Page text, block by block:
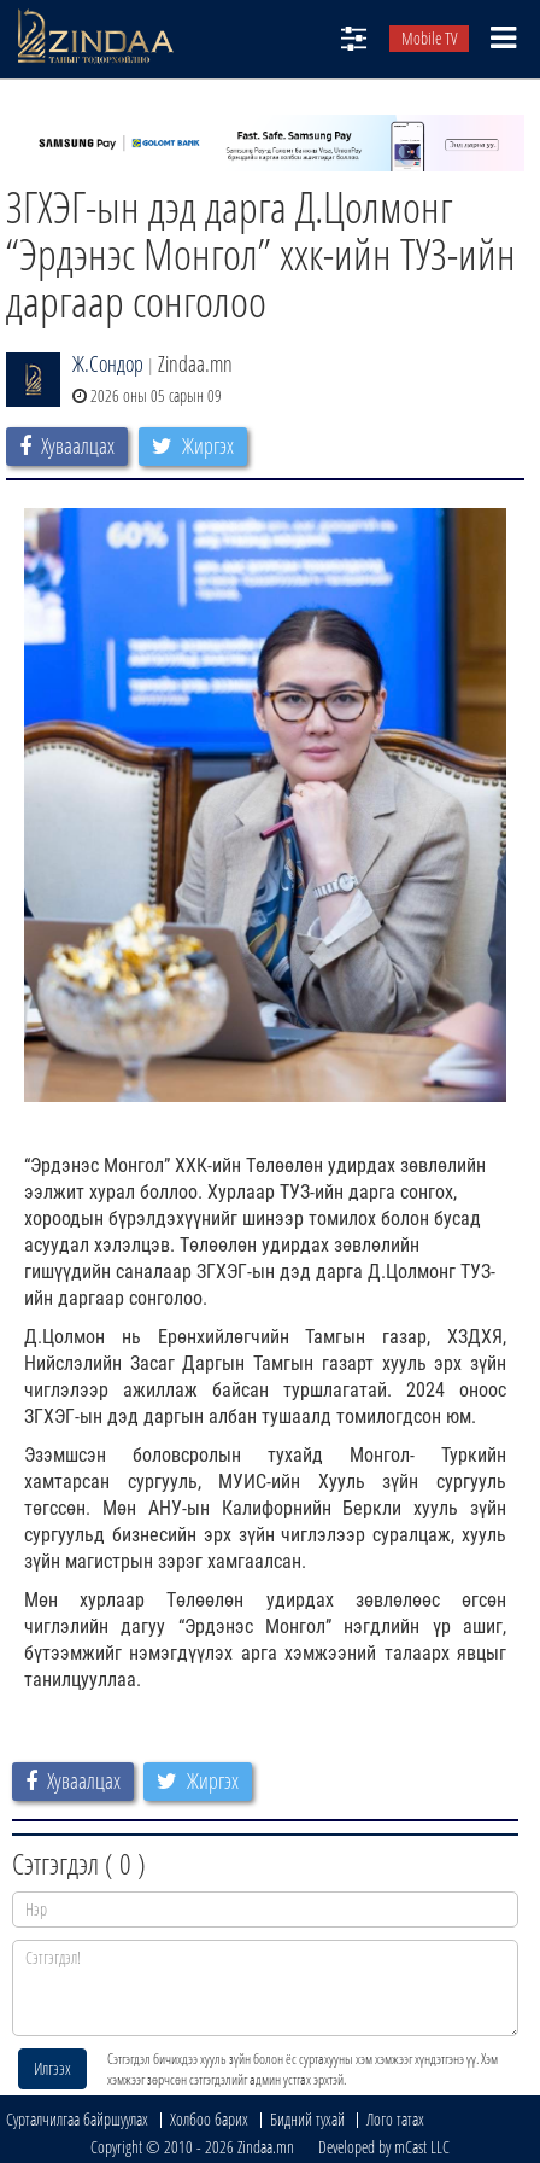
Mobile TV
ТВ8
ӨГЛӨӨНИЙ СОНИН
АУДИО ЗОХИОЛ
ЗИНДАА СЭТГҮҮЛ
ЗГХЭГ-ын дэд дарга Д.Цолмонг
“Эрдэнэс Монгол” ххк-ийн ТУЗ-ийн
даргаар сонголоо
Ж.Сондор | Zindaa.mn
2026 оны 05 сарын 09
Хуваалцах Жиргэх
“Эрдэнэс Монгол” ХХК-ийн Төлөөлөн удирдах зөвлөлийн
ээлжит хурал боллоо. Хурлаар ТУЗ-ийн дарга сонгох,
хороодын бүрэлдэхүүнийг шинээр томилох болон бусад
асуудал хэлэлцэв. Төлөөлөн удирдах зөвлөлийн
гишүүдийн саналаар ЗГХЭГ-ын дэд дарга Д.Цолмонг ТУЗ-
ийн даргаар сонголоо.
Д.Цолмон нь Ерөнхийлөгчийн Тамгын газар, ХЗДХЯ,
Нийслэлийн Засаг Даргын Тамгын газарт хууль эрх зүйн
чиглэлээр ажиллаж байсан туршлагатай. 2024 оноос
ЗГХЭГ-ын дэд даргын албан тушаалд томилогдсон юм.
Эзэмшсэн боловсролын тухайд Монгол- Туркийн
хамтарсан сургууль, МУИС-ийн Хууль зүйн сургууль
төгссөн. Мөн АНУ-ын Калифорнийн Беркли хууль зүйн
сургуульд бизнесийн эрх зүйн чиглэлээр суралцаж, хууль
зүйн магистрын зэрэг хамгаалсан.
Мөн хурлаар Төлөөлөн удирдах зөвлөлөөс өгсөн
чиглэлийн дагуу “Эрдэнэс Монгол” нэгдлийн үр ашиг,
бүтээмжийг нэмэгдүүлэх арга хэмжээний талаарх явцыг
танилцууллаа.
Хуваалцах Жиргэх
Сэтгэгдэл ( 0 )
Илгээх
Сэтгэгдэл бичихдээ хууль зүйн болон ёс суртахууны хэм хэмжээг хүндэтгэнэ үү. Хэм
хэмжээг зөрчсөн сэтгэгдэлийг админ устгах эрхтэй.
Сурталчилгаа байршуулах Холбоо барих Бидний тухай
Лого татах
Copyright © 2010 - 2026 Zindaa.mn Developed by mCast LLC